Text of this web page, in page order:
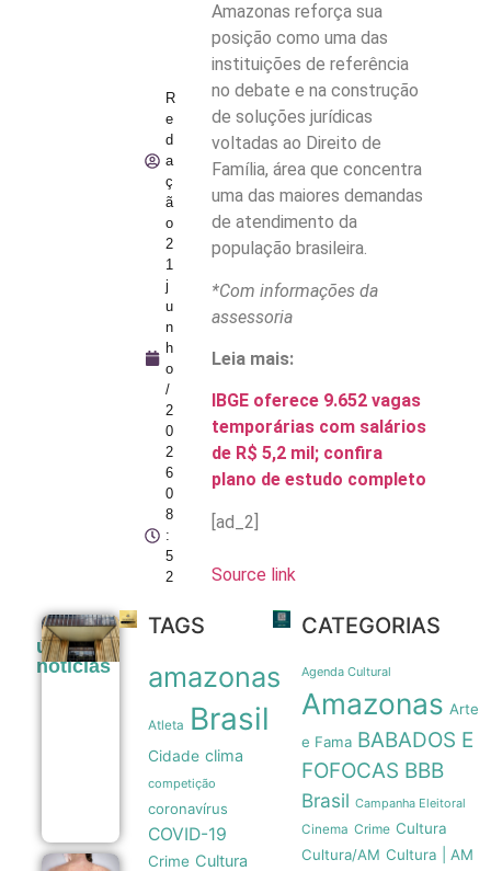
R
e
d
a
ç
ã
o
2
1
j
u
n
h
o
/
2
0
2
6
0
8
:
5
2
Amazonas reforça sua
posição como uma das
instituições de referência
no debate e na construção
de soluções jurídicas
voltadas ao Direito de
Família, área que concentra
uma das maiores demandas
de atendimento da
população brasileira.
*Com informações da
assessoria
Leia mais:
IBGE oferece 9.652 vagas
temporárias com salários
de R$ 5,2 mil; confira
plano de estudo completo
[ad_2]
Source link
últimas
noticias
Copom
taxa
Selic
14% ao
novo
gradual
05/08
TAGS
amazonas
Atleta Brasil
Cidade clima
competição
coronavírus
COVID-19
Crime Cultura
CATEGORIAS
Agenda Cultural
Amazonas Arte
e Fama BABADOS E
FOFOCAS BBB
Brasil Campanha Eleitoral
Cinema Crime Cultura
Cultura/AM Cultura | AM